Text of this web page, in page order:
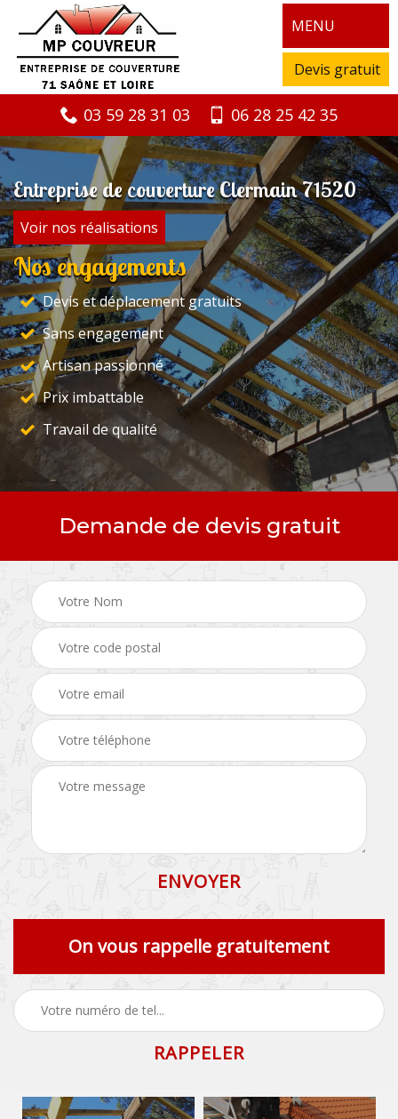
MENU
Devis gratuit
03 59 28 31 03 06 28 25 42 35
Entreprise de couverture Clermain 71520
Voir nos réalisations
Nos engagements
Devis et déplacement gratuits
Sans engagement
Artisan passionné
Prix imbattable
Travail de qualité
Demande de devis gratuit
On vous rappelle gratuitement